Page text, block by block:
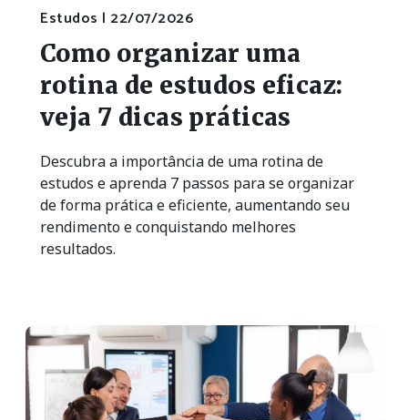
Estudos | 22/07/2026
Como organizar uma
rotina de estudos eficaz:
veja 7 dicas práticas
Descubra a importância de uma rotina de
estudos e aprenda 7 passos para se organizar
de forma prática e eficiente, aumentando seu
rendimento e conquistando melhores
resultados.